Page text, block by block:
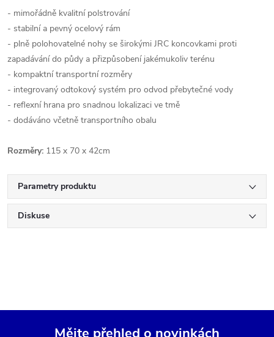
- mimořádně kvalitní polstrování
- stabilní a pevný ocelový rám
- plně polohovatelné nohy se širokými JRC koncovkami proti
zapadávání do půdy a přizpůsobení jakémukoliv terénu
- kompaktní transportní rozměry
- integrovaný odtokový systém pro odvod přebytečné vody
- reflexní hrana pro snadnou lokalizaci ve tmě
- dodáváno včetně transportního obalu
Rozměry: 115 x 70 x 42cm
Parametry produktu
Diskuse
Mějte přehled o novinkách